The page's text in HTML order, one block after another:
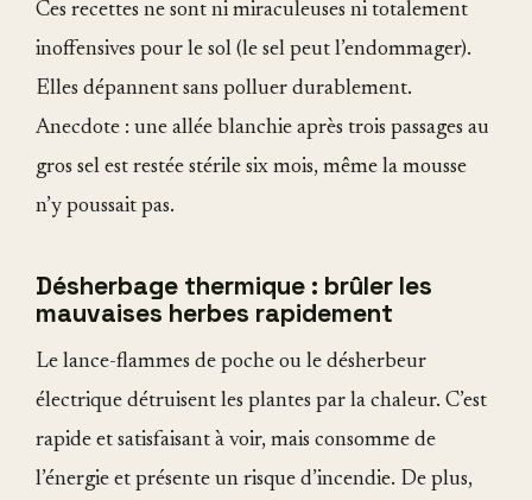
Ces recettes ne sont ni miraculeuses ni totalement
inoffensives pour le sol (le sel peut l’endommager).
Elles dépannent sans polluer durablement.
Anecdote : une allée blanchie après trois passages au
gros sel est restée stérile six mois, même la mousse
n’y poussait pas.
Désherbage thermique : brûler les
mauvaises herbes rapidement
Le lance-flammes de poche ou le désherbeur
électrique détruisent les plantes par la chaleur. C’est
rapide et satisfaisant à voir, mais consomme de
l’énergie et présente un risque d’incendie. De plus,